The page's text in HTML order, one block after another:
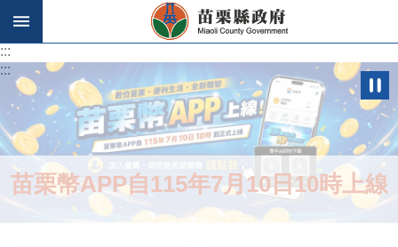
跳到主要內容區塊
:::
:::
苗栗幣APP自115年7月10日10時上線